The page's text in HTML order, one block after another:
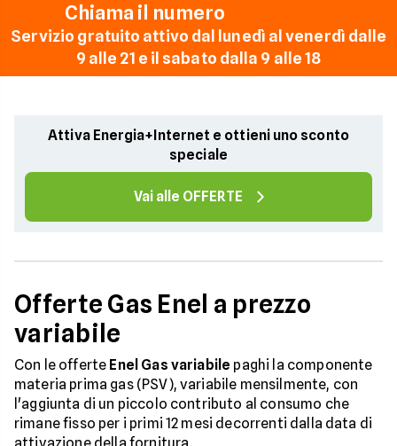
Chiama il numero
Servizio gratuito attivo dal lunedì al venerdì dalle
9 alle 21 e il sabato dalla 9 alle 18
Attiva Energia+Internet e ottieni uno sconto
speciale
Vai alle OFFERTE
Offerte Gas Enel a prezzo
variabile
Con le offerte Enel Gas variabile paghi la componente
materia prima gas (PSV), variabile mensilmente, con
l'aggiunta di un piccolo contributo al consumo che
rimane fisso per i primi 12 mesi decorrenti dalla data di